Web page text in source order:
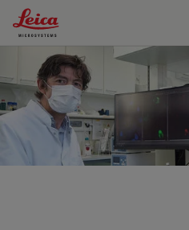
Leica Microsystems Logo